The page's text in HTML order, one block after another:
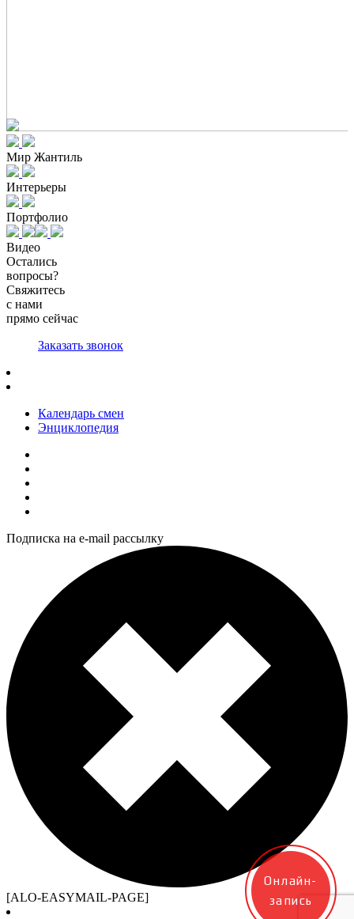
Мир Жантиль
Интерьеры
Портфолио
Видео
Остались
вопросы?
Свяжитесь
с нами
прямо сейчас
Заказать звонок
Календарь смен
Энциклопедия
Подписка на e-mail рассылку
[ALO-EASYMAIL-PAGE]
Онлайн-
запись